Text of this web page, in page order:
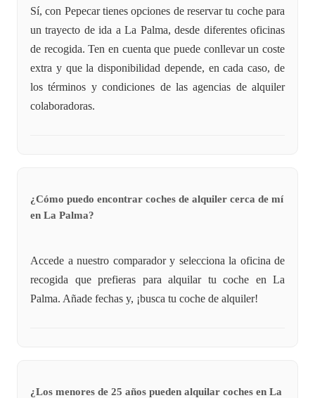
Sí, con Pepecar tienes opciones de reservar tu coche para
un trayecto de ida a La Palma, desde diferentes oficinas
de recogida. Ten en cuenta que puede conllevar un coste
extra y que la disponibilidad depende, en cada caso, de
los términos y condiciones de las agencias de alquiler
colaboradoras.
¿Cómo puedo encontrar coches de alquiler cerca de mí
en La Palma?
Accede a nuestro comparador y selecciona la oficina de
recogida que prefieras para alquilar tu coche en La
Palma. Añade fechas y, ¡busca tu coche de alquiler!
¿Los menores de 25 años pueden alquilar coches en La